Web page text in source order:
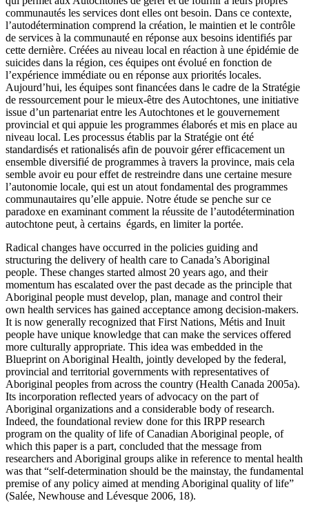
communautés les services dont elles ont besoin. Dans ce contexte,
l’autodétermination comprend la création, le maintien et le contrôle
de services à la communauté en réponse aux besoins identifiés par
cette dernière. Créées au niveau local en réaction à une épidémie de
suicides dans la région, ces équipes ont évolué en fonction de
l’expérience immédiate ou en réponse aux priorités locales.
Aujourd’hui, les équipes sont financées dans le cadre de la Stratégie
de ressourcement pour le mieux-être des Autochtones, une initiative
issue d’un partenariat entre les Autochtones et le gouvernement
provincial et qui appuie les programmes élaborés et mis en place au
niveau local. Les processus établis par la Stratégie ont été
standardisés et rationalisés afin de pouvoir gérer efficacement un
ensemble diversifié de programmes à travers la province, mais cela
semble avoir eu pour effet de restreindre dans une certaine mesure
l’autonomie locale, qui est un atout fondamental des programmes
communautaires qu’elle appuie. Notre étude se penche sur ce
paradoxe en examinant comment la réussite de l’autodétermination
autochtone peut, à certains égards, en limiter la portée.
Radical changes have occurred in the policies guiding and
structuring the delivery of health care to Canada’s Aboriginal
people. These changes started almost 20 years ago, and their
momentum has escalated over the past decade as the principle that
Aboriginal people must develop, plan, manage and control their
own health services has gained acceptance among decision-makers.
It is now generally recognized that First Nations, Métis and Inuit
people have unique knowledge that can make the services offered
more culturally appropriate. This idea was embedded in the
Blueprint on Aboriginal Health, jointly developed by the federal,
provincial and territorial governments with representatives of
Aboriginal peoples from across the country (Health Canada 2005a).
Its incorporation reflected years of advocacy on the part of
Aboriginal organizations and a considerable body of research.
Indeed, the foundational review done for this IRPP research
program on the quality of life of Canadian Aboriginal people, of
which this paper is a part, concluded that the message from
researchers and Aboriginal groups alike in reference to mental health
was that “self-determination should be the mainstay, the fundamental
premise of any policy aimed at mending Aboriginal quality of life”
(Salée, Newhouse and Lévesque 2006, 18).